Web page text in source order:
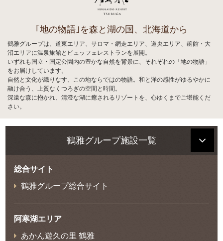
｢地の物語｣を森と湖の国、北海道から
鶴雅グループは、道東エリア、サロマ・網走エリア、道央エリア、函館・大
沼エリアに温泉旅館とビュッフェレストランを展開。
いずれも国立・国定公園内の豊かな自然を背景に、それぞれの「地の物語」
をお届けしています。
自然と文化が織りなす、この地ならではの物語。和と洋の感性がゆるやかに
融け合う、上質なくつろぎの空間と時間。
深遠な森に抱かれ、清澄な湖に癒されるリゾートを、心ゆくまでご堪能くだ
さい。
鶴雅グループ施設一覧
総合サイト
鶴雅グループ総合サイト
阿寒湖エリア
あかん遊久の里 鶴雅